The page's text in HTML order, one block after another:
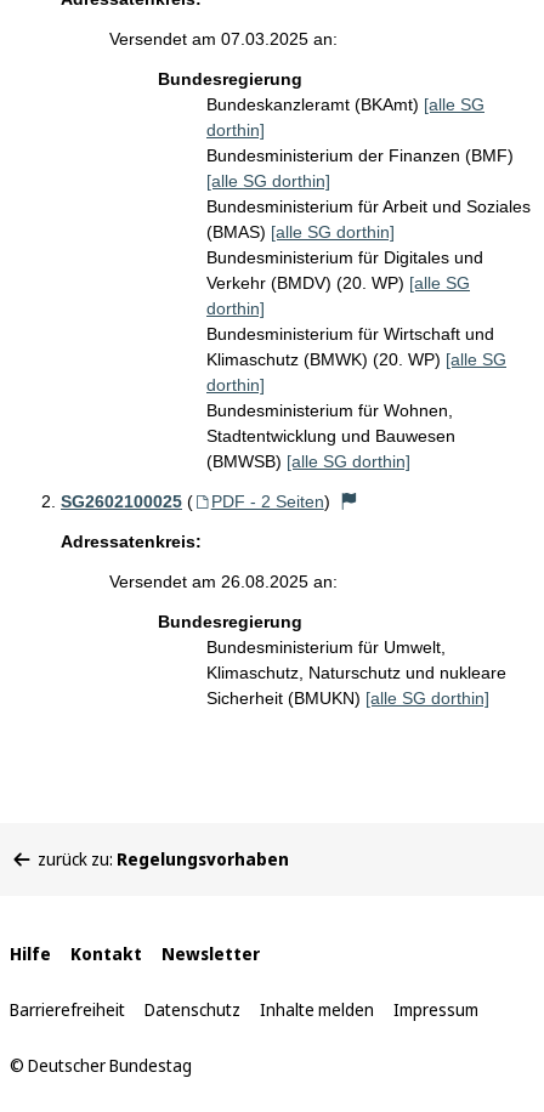
Versendet am 07.03.2025 an:
Bundesregierung
Bundeskanzleramt (BKAmt) [alle SG
dorthin]
Bundesministerium der Finanzen (BMF)
[alle SG dorthin]
Bundesministerium für Arbeit und Soziales
(BMAS) [alle SG dorthin]
Bundesministerium für Digitales und
Verkehr (BMDV) (20. WP) [alle SG
dorthin]
Bundesministerium für Wirtschaft und
Klimaschutz (BMWK) (20. WP) [alle SG
dorthin]
Bundesministerium für Wohnen,
Stadtentwicklung und Bauwesen
(BMWSB) [alle SG dorthin]
SG2602100025 ( PDF - 2 Seiten)
Adressatenkreis:
Versendet am 26.08.2025 an:
Bundesregierung
Bundesministerium für Umwelt,
Klimaschutz, Naturschutz und nukleare
Sicherheit (BMUKN) [alle SG dorthin]
befinden
zurück zu: Regelungsvorhaben
Interne
Links
Hilfe Kontakt Newsletter
Barrierefreiheit Datenschutz Inhalte melden Impressum
© Deutscher Bundestag